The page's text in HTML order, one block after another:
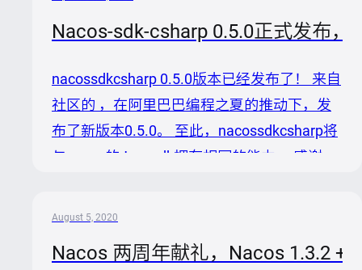
所有服务实例。让其他服务实例感知到服务列
前 Nacos 节点开启 1s 的延迟任务，将数据同
步给其他 Nacos 节点。（分区一致性） 第
② 个知识点就是 Nacos 自研的 `Dis...
Nacos-sdk-csharp 0.5.0正式发布，
nacossdkcsharp 0.5.0版本已经发布了！ 来自
社区的 ，在阿里巴巴编程之夏的推动下，发
布了新版本0.5.0。 至此，nacossdkcsharp将
与nacos的Javasdk拥有相同的能力。 感谢
的failover方式从内存改成文件 3. 修复设置负
August 5, 2020
Nacos 两周年献礼，Nacos 1.3.2 +